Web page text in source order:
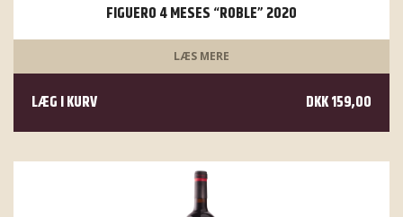
FIGUERO 4 MESES “ROBLE” 2020
LÆS MERE
LÆG I KURV DKK 159,00